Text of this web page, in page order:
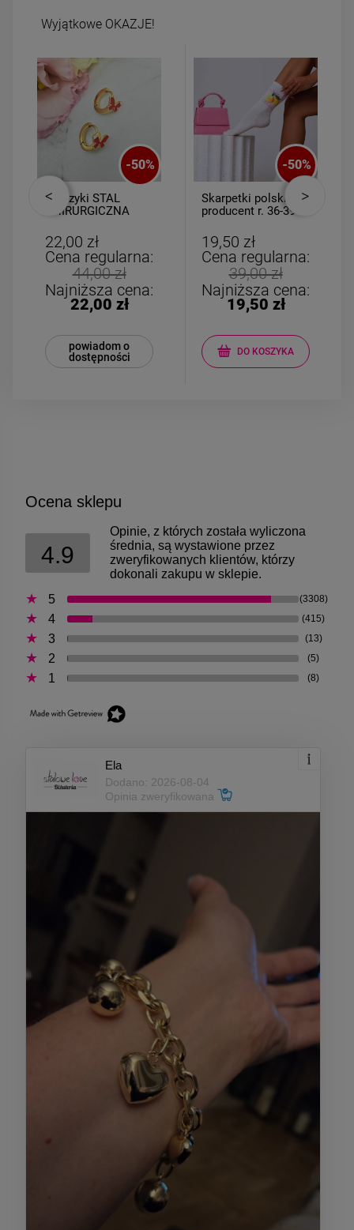
Wyjątkowe OKAZJE!
-50%
Kolczyki STAL
CHIRURGICZNA
dziewczynek
czerwony motylek
22,00 zł
Cena regularna:
44,00 zł
Najniższa cena:
22,00 zł
powiadom o
dostępności
-50%
Skarpetki polski
producent r. 36-39
19,50 zł
Cena regularna:
39,00 zł
Najniższa cena:
19,50 zł
DO KOSZYKA
Ocena sklepu
4.9
Opinie, z których została wyliczona
średnia, są wystawione przez
zweryfikowanych klientów, którzy
dokonali zakupu w sklepie.
5
(3308)
4 (415)
3 (13)
2 (5)
1 (8)
Ela
Dodano: 2026-08-04
Opinia zweryfikowana